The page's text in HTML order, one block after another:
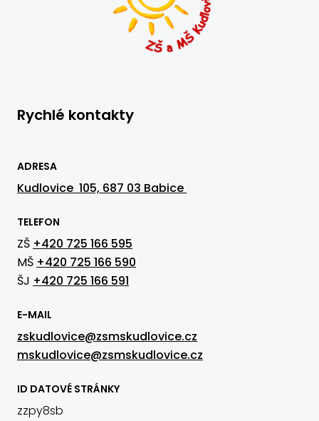
Rychlé kontakty
ADRESA
Kudlovice 105, 687 03 Babice
TELEFON
ZŠ +420 725 166 595
MŠ +420 725 166 590
ŠJ +420 725 166 591
E-MAIL
zskudlovice@zsmskudlovice.cz
mskudlovice@zsmskudlovice.cz
ID DATOVÉ STRÁNKY
zzpy8sb